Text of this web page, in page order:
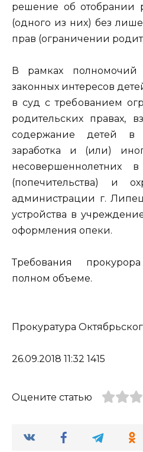
решение об отобрании
(одного из них) без
прав (ограничении
В рамках
законных интересов
в суд с требованием
родительских правах,
содержание детей в
заработка и (или)
несовершеннолетних
(попечительства) и
администрации г.
устройства в
оформления опеки.
Требования
полном объеме.
Прокуратура
26.09.2018 11:32 1415
Оцените статью